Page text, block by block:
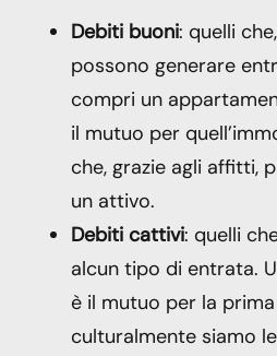
Debiti buoni: quelli
possono generare
compri un
il mutuo per
che, grazie agli affitti,
un attivo.
Debiti cattivi: quelli
alcun tipo di entrata.
è il mutuo per la
culturalmente siamo